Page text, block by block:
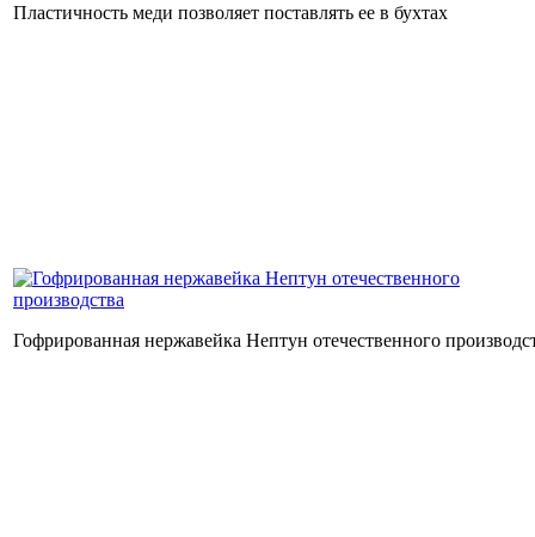
Пластичность меди позволяет поставлять ее в бухтах
Гофрированная нержавейка Нептун отечественного